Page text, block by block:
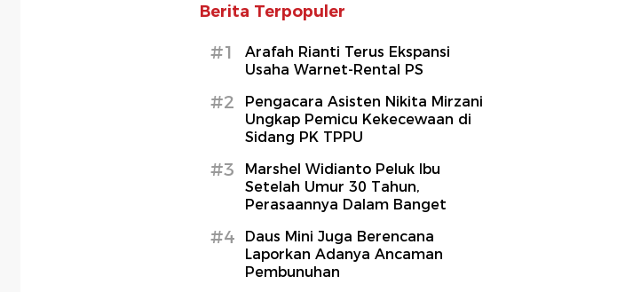
Berita Terpopuler
#1
Arafah Rianti Terus Ekspansi
Usaha Warnet-Rental PS
#2
Pengacara Asisten Nikita Mirzani
Ungkap Pemicu Kekecewaan di
Sidang PK TPPU
#3
Marshel Widianto Peluk Ibu
Setelah Umur 30 Tahun,
Perasaannya Dalam Banget
#4
Daus Mini Juga Berencana
Laporkan Adanya Ancaman
Pembunuhan